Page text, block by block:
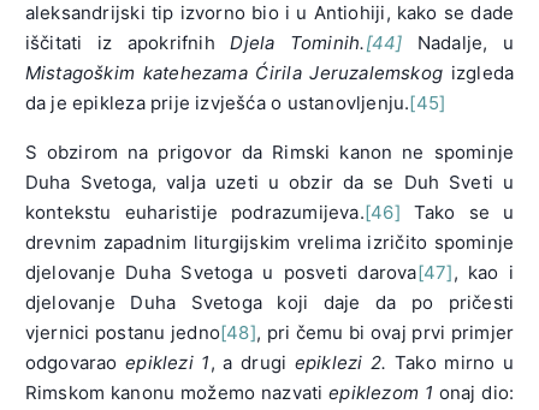
aleksandrijski tip izvorno bio i u Antiohiji, kako se dade
iščitati iz apokrifnihDjela Tominih.[44] Nadalje, u
Mistagoškim katehezama Ćirila Jeruzalemskog izgleda
da je epikleza prije izvješća o ustanovljenju.[45]
S obzirom na prigovor da Rimski kanon ne spominje
Duha Svetoga, valja uzeti u obzir da se Duh Sveti u
kontekstu euharistije podrazumijeva.[46] Tako se u
drevnim zapadnim liturgijskim vrelima izričito spominje
djelovanje Duha Svetoga u posveti darova[47], kao i
djelovanje Duha Svetoga koji daje da po pričesti
vjernici postanu jedno[48], pri čemu bi ovaj prvi primjer
odgovaraoepiklezi 1, a drugi epiklezi 2. Tako mirno u
Rimskom kanonu možemo nazvatiepiklezom 1 onaj dio: